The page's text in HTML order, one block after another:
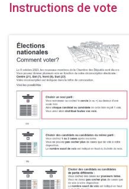
Instructions de vote